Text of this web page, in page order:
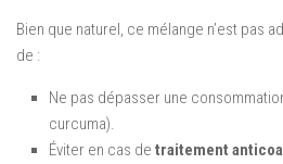
Bien que naturel, ce mélange n’est pas
de :
Ne pas dépasser une
curcuma).
Éviter en cas de traitement